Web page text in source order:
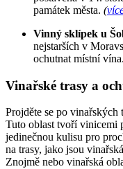
památek města. (
Vinný sklípek u
nejstarších v
ochutnat místní vína.
Vinařské trasy a
Projděte se po vinařských
Tuto oblast tvoří vinicemi
jedinečnou kulisu pro
na trasy, jako jsou
Znojmě nebo vinařská